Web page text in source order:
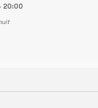
20:00